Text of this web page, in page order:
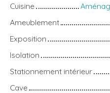
Cuisine
Ameublement
Exposition
Isolation
Stationnement intérieur
Cave